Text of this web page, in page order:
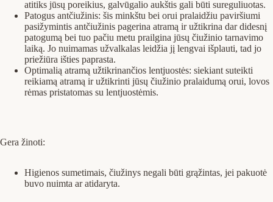
atitiks jūsų poreikius, galvūgalio aukštis gali būti sureguliuotas.
Patogus antčiužinis: šis minkštu bei orui pralaidžiu paviršiumi
pasižymintis antčiužinis pagerina atramą ir užtikrina dar didesnį
patogumą bei tuo pačiu metu prailgina jūsų čiužinio tarnavimo
laiką. Jo nuimamas užvalkalas leidžia jį lengvai išplauti, tad jo
priežiūra išties paprasta.
Optimalią atramą užtikrinančios lentjuostės: siekiant suteikti
reikiamą atramą ir užtikrinti jūsų čiužinio pralaidumą orui, lovos
rėmas pristatomas su lentjuostėmis.
Gera žinoti:
Higienos sumetimais, čiužinys negali būti grąžintas, jei pakuotė
buvo nuimta ar atidaryta.